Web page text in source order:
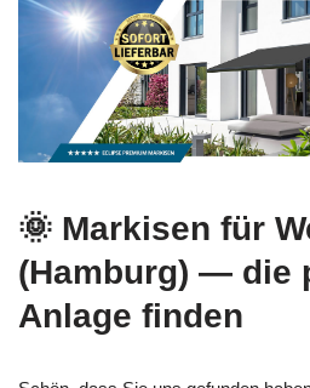
🌞 Markisen für
(Hamburg) — die
Anlage finden